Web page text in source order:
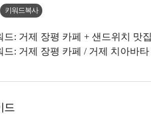
키워드복사
드: 거제 장평 카페 + 샌드위치 맛
드: 거제 장평 카페 / 거제 치아바
드